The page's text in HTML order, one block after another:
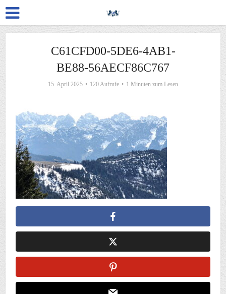
C61CFD00-5DE6-4AB1-
BE88-56AECF86C767
15. April 2025 120 Aufrufe 1 Minuten zum Lesen